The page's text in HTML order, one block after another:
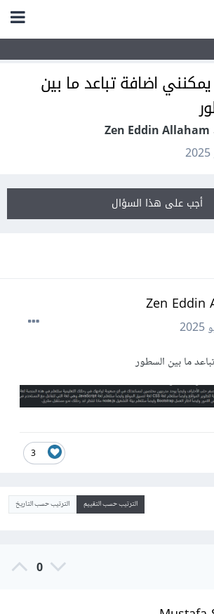
اضافة تباعد ما بين
أجب على هذا السؤال
Zen Eddin
ما بين السطور
3
الترتيب حسب التقييم الترتيب حسب التاريخ
0